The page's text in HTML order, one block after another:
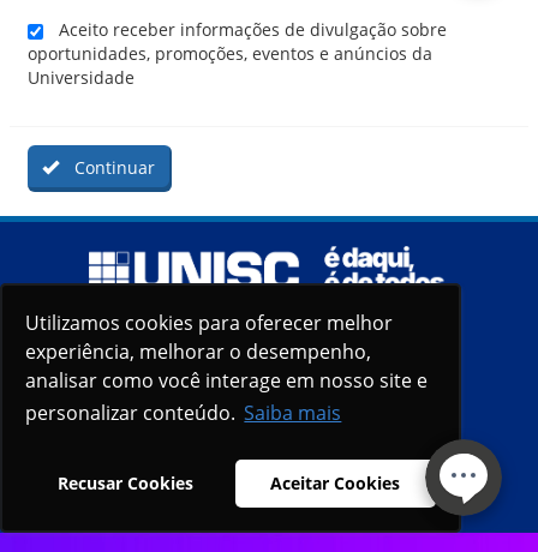
Utilizamos cookies para oferecer melhor
experiência, melhorar o desempenho,
analisar como você interage em nosso site e
personalizar conteúdo. Saiba mais
Recusar Cookies Aceitar Cookies
Utilizamos cookies para oferecer melhor
experiência, melhorar o desempenho,
analisar como você interage em nosso site e
personalizar conteúdo. Saiba mais
Recusar Cookies Aceitar Cookies
Aceito receber informações de divulgação sobre
oportunidades, promoções, eventos e anúncios da
Universidade
Continuar